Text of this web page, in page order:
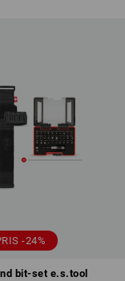
-24%
bit-set e.s.tool